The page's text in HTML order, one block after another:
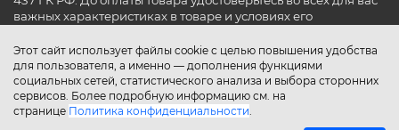
Этот сайт использует файлы cookie с целью повышения удобства
для пользователя, а именно — дополнения функциями
социальных сетей, статистического анализа и выбора сторонних
сервисов. Более подробную информацию см. на
странице Политика конфиденциальности.
важных характеристиках в товаре и условиях его